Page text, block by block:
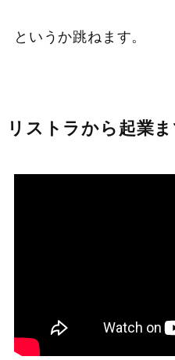
というか跳ねます。
リストラから起業